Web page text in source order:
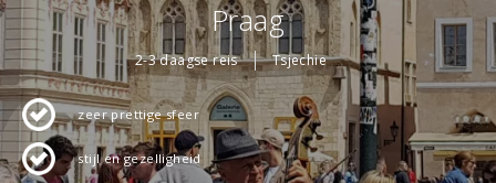
Praag
2-3 daagse reis Tsjechie
zeer prettige sfeer
stijl en gezelligheid